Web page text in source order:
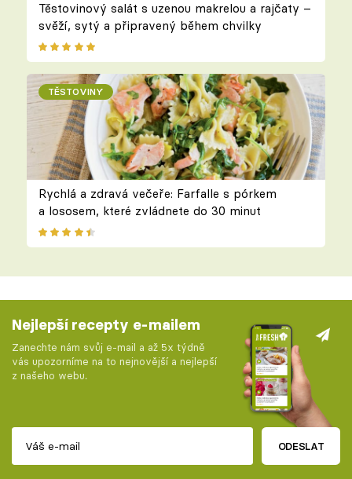
Těstovinový salát s uzenou makrelou a rajčaty –
svěží, sytý a připravený během chvilky
TĚSTOVINY
Rychlá a zdravá večeře: Farfalle s pórkem
a lososem, které zvládnete do 30 minut
Nejlepší recepty e-mailem
Zanechte nám svůj e-mail a až 5x týdně
vás upozorníme na to nejnovější a nejlepší
z našeho webu.
ODESLAT